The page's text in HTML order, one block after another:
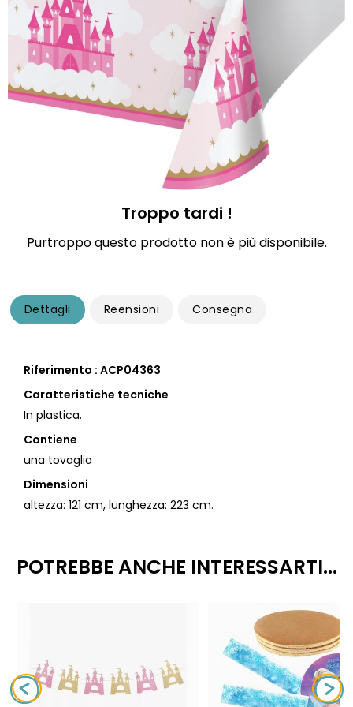
Troppo tardi !
Purtroppo questo prodotto non è più disponibile.
Dettagli Reensioni Consegna
Riferimento : ACP04363
Caratteristiche tecniche
In plastica.
Contiene
una tovaglia
Dimensioni
altezza: 121 cm, lunghezza: 223 cm.
POTREBBE ANCHE INTERESSARTI...